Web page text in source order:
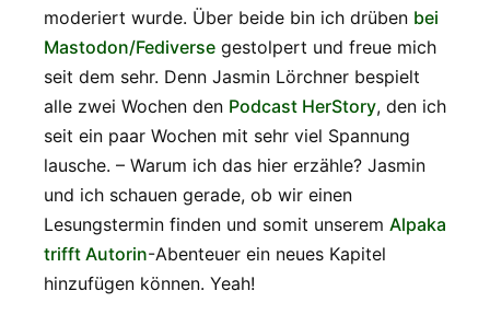
moderiert wurde. Über beide bin ich drüben bei
Mastodon/Fediverse gestolpert und freue mich
seit dem sehr. Denn Jasmin Lörchner bespielt
alle zwei Wochen den Podcast HerStory, den ich
seit ein paar Wochen mit sehr viel Spannung
lausche. – Warum ich das hier erzähle? Jasmin
und ich schauen gerade, ob wir einen
Lesungstermin finden und somit unserem Alpaka
trifft Autorin-Abenteuer ein neues Kapitel
hinzufügen können. Yeah!